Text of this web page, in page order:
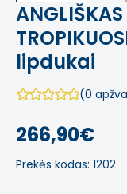
lipdukai
(0
266,90€
Prekės kodas: 1202